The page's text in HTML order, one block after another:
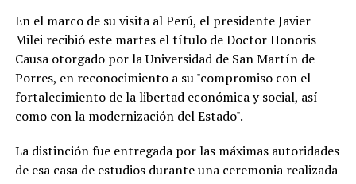
Según la reconstrucción realizada por los
Maldonado y luego se había ido hacia Punta del Este.
En el marco de su visita al Perú, el presidente Javier
Milei recibió este martes el título de Doctor Honoris
Causa otorgado por la Universidad de San Martín de
Porres, en reconocimiento a su "compromiso con el
fortalecimiento de la libertad económica y social, así
como con la modernización del Estado".
La distinción fue entregada por las máximas autoridades
de esa casa de estudios durante una ceremonia realizada